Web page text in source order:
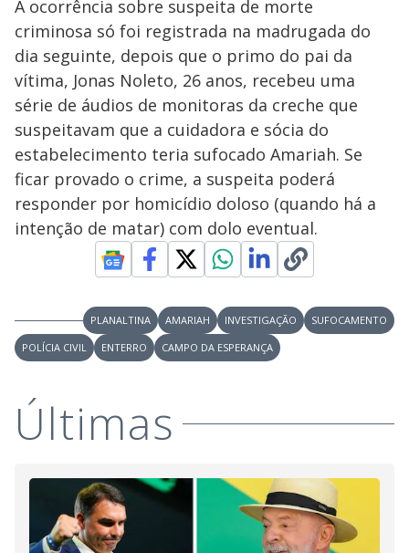
V
i
d
e
o
o
A ocorrência sobre suspeita de morte
criminosa só foi registrada na madrugada do
dia seguinte, depois que o primo do pai da
vítima, Jonas Noleto, 26 anos, recebeu uma
série de áudios de monitoras da creche que
suspeitavam que a cuidadora e sócia do
estabelecimento teria sufocado Amariah. Se
ficar provado o crime, a suspeita poderá
responder por homicídio doloso (quando há a
intenção de matar) com dolo eventual.
PLANALTINA AMARIAH INVESTIGAÇÃO
SUFOCAMENTO
POLÍCIA CIVIL
ENTERRO CAMPO DA ESPERANÇA
Últimas